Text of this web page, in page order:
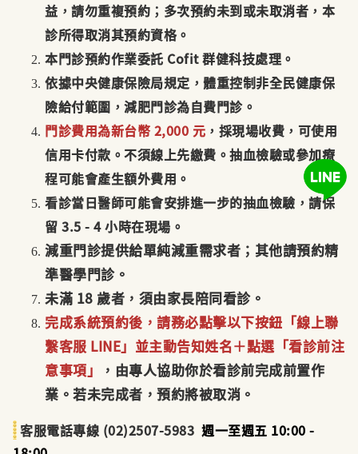
益，請勿重複預約；多次預約未到或未取消者，本
診所得取消其預約資格。
本門診預約作業委託 Cofit 群健科技處理。
依據中央健康保險局規定，體重控制非全民健康保
險給付範圍，減肥門診為自費門診。
門診費用為新台幣 2,000 元 ，採現場收費，可使用
信用卡付款。不須線上先繳費。抽血檢驗或參加療
程可能會產生額外費用 。
看診當日醫師可能會安排進一步的抽血檢驗，請保
留 3.5 - 4小時在現場。
減重門診提供給單純減重需求者；其他請預約精
準醫學門診。
未滿 18 歲者，須由家長陪同看診。
完成系統預約後，請務必點擊以下按鈕「線上聯
繫客服 LINE」並主動告知姓名＋點選「看診前注
意事項」
，由專人協助你於看診前完成前置作
業。若未完成者，預約將被取消。
客服電話專線 (02)2507-5983 週一至週五 10:00 -